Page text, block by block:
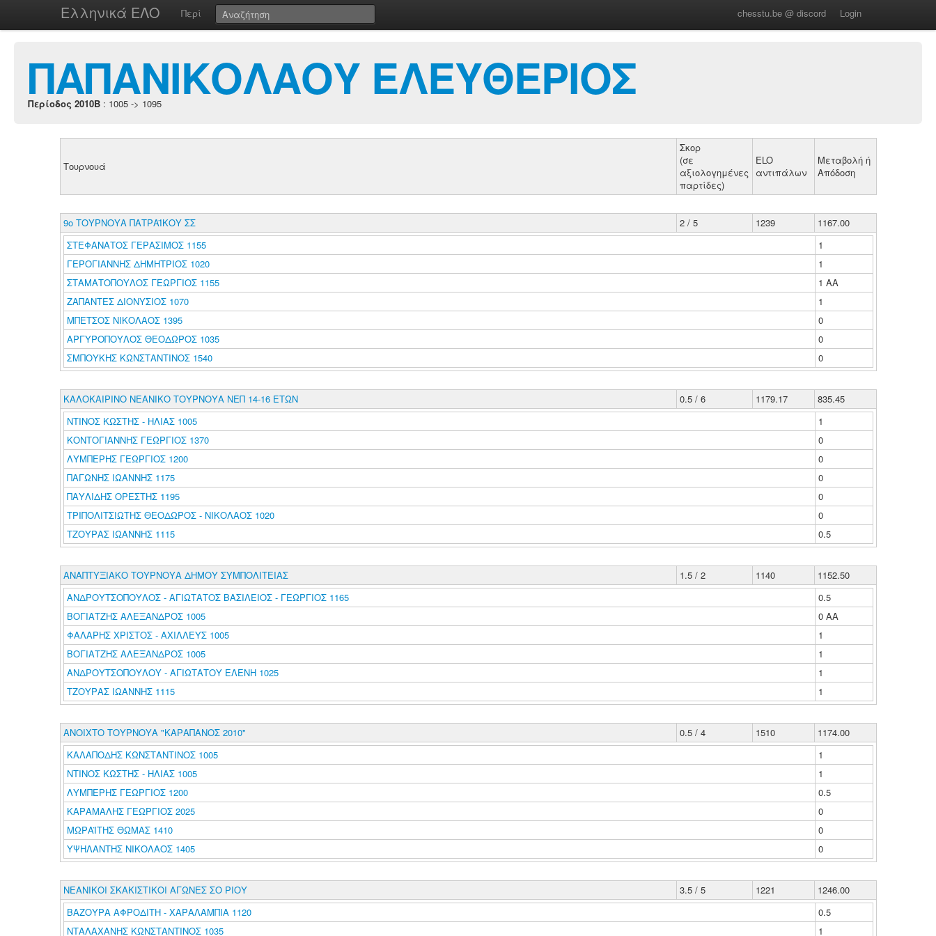
Ελληνικά ΕΛΟ Περί chesstu.be @ discord Login
ΠΑΠΑΝΙΚΟΛΑΟΥ ΕΛΕΥΘΕΡΙΟΣ
Περίοδος 2010B : 1005 -> 1095
Τουρνουά
Σκορ
(σε
αξιολογημένες
παρτίδες)
ELO
αντιπάλων
Μεταβολή ή
Απόδοση
9ο ΤΟΥΡΝΟΥΑ ΠΑΤΡΑΪΚΟΥ ΣΣ 2 / 5 1239
1167.00
ΣΤΕΦΑΝΑΤΟΣ ΓΕΡΑΣΙΜΟΣ 1155
1
ΓΕΡΟΓΙΑΝΝΗΣ ΔΗΜΗΤΡΙΟΣ 1020
1
ΣΤΑΜΑΤΟΠΟΥΛΟΣ ΓΕΩΡΓΙΟΣ 1155
1 ΑΑ
ΖΑΠΑΝΤΕΣ ΔΙΟΝΥΣΙΟΣ 1070
1
ΜΠΕΤΣΟΣ ΝΙΚΟΛΑΟΣ 1395
0
ΑΡΓΥΡΟΠΟΥΛΟΣ ΘΕΟΔΩΡΟΣ 1035
0
ΣΜΠΟΥΚΗΣ ΚΩΝΣΤΑΝΤΙΝΟΣ 1540
0
ΚΑΛΟΚΑΙΡΙΝΟ ΝΕΑΝΙΚΟ ΤΟΥΡΝΟΥΑ ΝΕΠ 14-16 ΕΤΩΝ 0.5 / 6 1179.17
835.45
ΝΤΙΝΟΣ ΚΩΣΤΗΣ - ΗΛΙΑΣ 1005
1
ΚΟΝΤΟΓΙΑΝΝΗΣ ΓΕΩΡΓΙΟΣ 1370
0
ΛΥΜΠΕΡΗΣ ΓΕΩΡΓΙΟΣ 1200
0
ΠΑΓΩΝΗΣ ΙΩΑΝΝΗΣ 1175
0
ΠΑΥΛΙΔΗΣ ΟΡΕΣΤΗΣ 1195
0
ΤΡΙΠΟΛΙΤΣΙΩΤΗΣ ΘΕΟΔΩΡΟΣ - ΝΙΚΟΛΑΟΣ 1020
0
ΤΖΟΥΡΑΣ ΙΩΑΝΝΗΣ 1115
0.5
ΑΝΑΠΤΥΞΙΑΚΟ ΤΟΥΡΝΟΥΑ ΔΗΜΟΥ ΣΥΜΠΟΛΙΤΕΙΑΣ 1.5 / 2 1140
1152.50
ΑΝΔΡΟΥΤΣΟΠΟΥΛΟΣ - ΑΓΙΩΤΑΤΟΣ ΒΑΣΙΛΕΙΟΣ - ΓΕΩΡΓΙΟΣ 1165
0.5
ΒΟΓΙΑΤΖΗΣ ΑΛΕΞΑΝΔΡΟΣ 1005
0 ΑΑ
ΦΑΛΑΡΗΣ ΧΡΙΣΤΟΣ - ΑΧΙΛΛΕΥΣ 1005
1
ΒΟΓΙΑΤΖΗΣ ΑΛΕΞΑΝΔΡΟΣ 1005
1
ΑΝΔΡΟΥΤΣΟΠΟΥΛΟΥ - ΑΓΙΩΤΑΤΟΥ ΕΛΕΝΗ 1025
1
ΤΖΟΥΡΑΣ ΙΩΑΝΝΗΣ 1115
1
ΑΝΟΙΧΤΟ ΤΟΥΡΝΟΥΑ "ΚΑΡΑΠΑΝΟΣ 2010" 0.5 / 4 1510
1174.00
ΚΑΛΑΠΟΔΗΣ ΚΩΝΣΤΑΝΤΙΝΟΣ 1005
1
ΝΤΙΝΟΣ ΚΩΣΤΗΣ - ΗΛΙΑΣ 1005
1
ΛΥΜΠΕΡΗΣ ΓΕΩΡΓΙΟΣ 1200
0.5
ΚΑΡΑΜΑΛΗΣ ΓΕΩΡΓΙΟΣ 2025
0
ΜΩΡΑΪΤΗΣ ΘΩΜΑΣ 1410
0
ΥΨΗΛΑΝΤΗΣ ΝΙΚΟΛΑΟΣ 1405
0
ΝΕΑΝΙΚΟΙ ΣΚΑΚΙΣΤΙΚΟΙ ΑΓΩΝΕΣ ΣΟ ΡΙΟΥ 3.5 / 5 1221
1246.00
ΒΑΖΟΥΡΑ ΑΦΡΟΔΙΤΗ - ΧΑΡΑΛΑΜΠΙΑ 1120
0.5
ΝΤΑΛΑΧΑΝΗΣ ΚΩΝΣΤΑΝΤΙΝΟΣ 1035
1